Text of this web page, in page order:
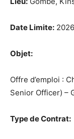
Date Limite:
Objet:
Offre d’emploi :
Senior Officer) –
Type de Contrat: